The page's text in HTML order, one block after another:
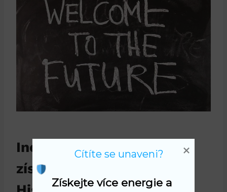
Inovativní přístup k
získávání nálady pomocí
Získejte více energie a
Cítíte se unaveni?